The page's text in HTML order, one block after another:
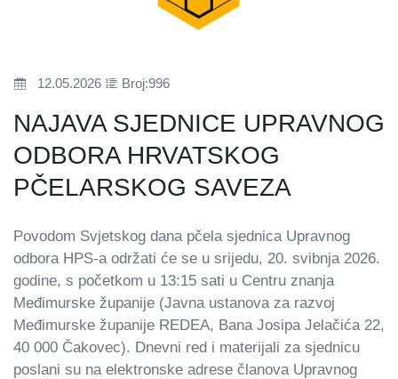
12.05.2026 Broj:996
NAJAVA SJEDNICE UPRAVNOG
ODBORA HRVATSKOG
PČELARSKOG SAVEZA
Povodom Svjetskog dana pčela sjednica Upravnog
odbora HPS-a održati će se u srijedu, 20. svibnja 2026.
godine, s početkom u 13:15 sati u Centru znanja
Međimurske županije (Javna ustanova za razvoj
Međimurske županije REDEA, Bana Josipa Jelačića 22,
40 000 Čakovec). Dnevni red i materijali za sjednicu
poslani su na elektronske adrese članova Upravnog